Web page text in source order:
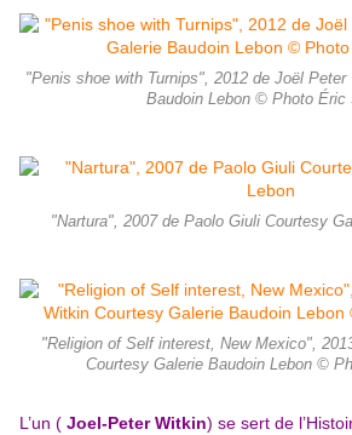
"Penis shoe with Turnips", 2012 de Joël
Baudoin Lebon © Photo Éric
"Nartura", 2007 de Paolo Giuli Courtesy
"Religion of Self interest, New Mexico",
Courtesy Galerie Baudoin Lebon ©
L’un ( Joel-Peter Witkin) se sert de